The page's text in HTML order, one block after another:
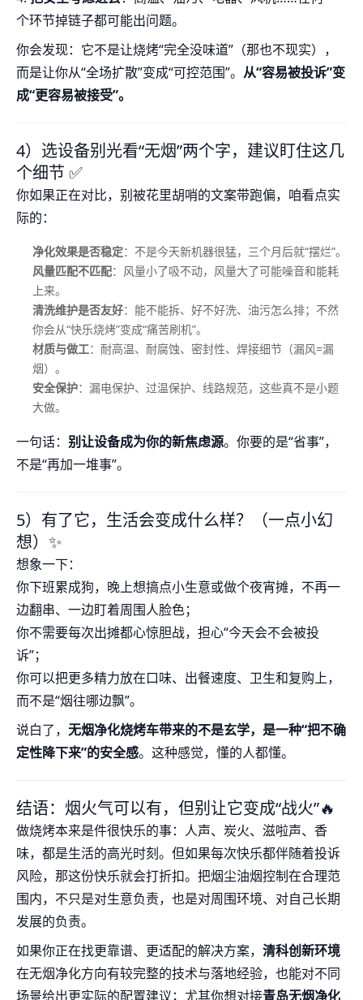
个环节掉链子都可能出问题。
你会发现：它不是让烧烤“完全没味道”（那也不现实），
而是让你从“全场扩散”变成“可控范围”。 从“容易被投诉”变
成“更容易被接受”。
4）选设备别光看“无烟”两个字，建议盯住这几
个细节 ✅
你如果正在对比，别被花里胡哨的文案带跑偏，咱看点实
际的：
净化效果是否稳定：不是今天新机器很猛，三个月后就“摆烂”。
风量匹配不匹配：风量小了吸不动，风量大了可能噪音和能耗
上来。
清洗维护是否友好：能不能拆、好不好洗、油污怎么排；不然
你会从“快乐烧烤”变成“痛苦刷机”。
材质与做工：耐高温、耐腐蚀、密封性、焊接细节（漏风=漏
烟）。
安全保护：漏电保护、过温保护、线路规范，这些真不是小题
大做。
一句话： 别让设备成为你的新焦虑源。你要的是“省事”，
不是“再加一堆事”。
5）有了它，生活会变成什么样？（一点小幻
想）✨
想象一下：
你下班累成狗，晚上想搞点小生意或做个夜宵摊，不再一
边翻串、一边盯着周围人脸色；
你不需要每次出摊都心惊胆战，担心“今天会不会被投
诉”；
你可以把更多精力放在口味、出餐速度、卫生和复购上，
而不是“烟往哪边飘”。
说白了， 无烟净化烧烤车带来的不是玄学，是一种“把不确
定性降下来”的安全感。这种感觉，懂的人都懂。
结语：烟火气可以有，但别让它变成“战火”🔥
做烧烤本来是件很快乐的事：人声、炭火、滋啦声、香
味，都是生活的高光时刻。但如果每次快乐都伴随着投诉
风险，那这份快乐就会打折扣。把烟尘油烟控制在合理范
围内，不只是对生意负责，也是对周围环境、对自己长期
发展的负责。
如果你正在找更靠谱、更适配的解决方案， 清科创新环境
在无烟净化方向有较完整的技术与落地经验，也能对不同
场景给出更实际的配置建议；尤其你想对接青岛无烟净化